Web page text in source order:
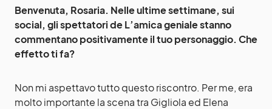
Benvenuta, Rosaria. Nelle ultime settimane, sui
social, gli spettatori de L’amica geniale stanno
commentano positivamente il tuo personaggio. Che
effetto ti fa?
Non mi aspettavo tutto questo riscontro. Per me, era
molto importante la scena tra Gigliola ed Elena